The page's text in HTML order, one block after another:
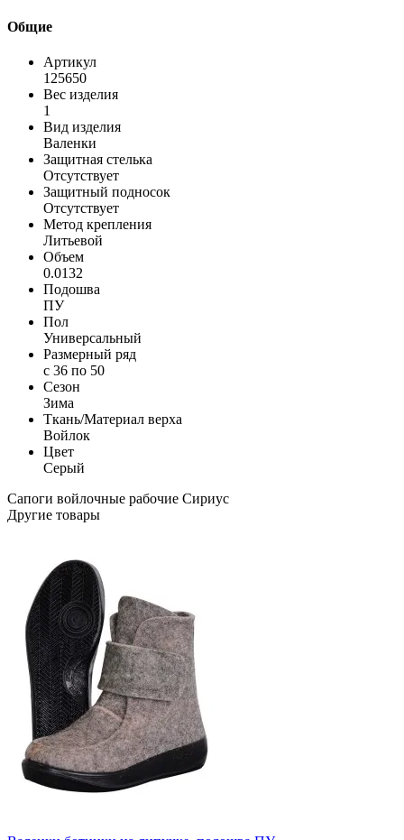
Общие
Артикул
125650
Вес изделия
1
Вид изделия
Валенки
Защитная стелька
Отсутствует
Защитный подносок
Отсутствует
Метод крепления
Литьевой
Объем
0.0132
Подошва
ПУ
Пол
Универсальный
Размерный ряд
с 36 по 50
Сезон
Зима
Ткань/Материал верха
Войлок
Цвет
Серый
Сапоги войлочные рабочие Сириус
Другие товары